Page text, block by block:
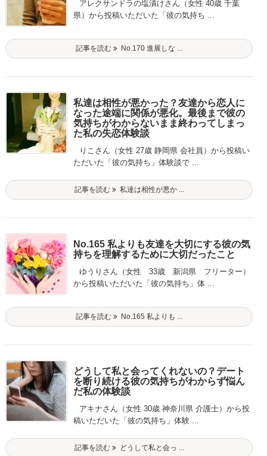
アレクサンドラの塩漬けさん（女性 40歳 千葉
県）から投稿いただいた「彼の気持ち ...
記事を読む No.170 進展しな ...
私達は相性が悪かった？友達から恋人に
なった途端に関係が悪化。最後まで彼の
気持ちがわからないまま終わってしまっ
た私の失恋体験談
りこさん（女性 27歳 静岡県 会社員）から投稿い
ただいた「彼の気持ち」体験談で ...
記事を読む 私達は相性が悪か ...
No.165 私よりも友達を大切にする彼の気
持ちを理解するために大切だったこと
ゆうりさん（女性 33歳 新潟県 フリーター）
から投稿いただいた「彼の気持ち」体 ...
記事を読む No.165 私よりも ...
どうして私と会ってくれないの？デート
を断り続ける彼の気持ちがわからず悩ん
だ私の体験談
アキナさん（女性 30歳 神奈川県 介護士）から投
稿いただいた「彼の気持ち」体験 ...
記事を読む どうして私と会っ ...